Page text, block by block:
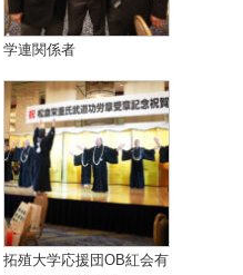
学連関係者
拓殖大学応援団OB紅会有